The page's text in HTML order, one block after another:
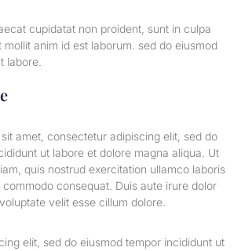
cupidatat non proident, sunt in culpa
anim id est laborum. sed do eiusmod
labore.
amet, consectetur adipiscing elit, sed do
ut labore et dolore magna aliqua. Ut
quis nostrud exercitation ullamco laboris
commodo consequat. Duis aute irure dolor
velit esse cillum dolore.
elit, sed do eiusmod tempor incididunt ut